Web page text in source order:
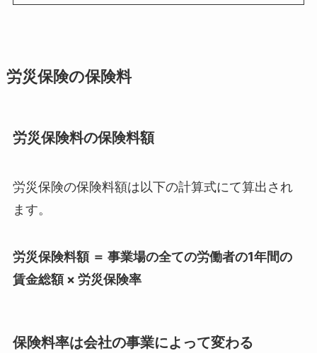
労災保険の保険料
労災保険料の保険料額
労災保険の保険料額は以下の計算式にて算出され
ます。
労災保険料額 ＝ 事業場の全ての労働者の1年間の
賃金総額 × 労災保険率
保険料率は会社の事業によって変わる